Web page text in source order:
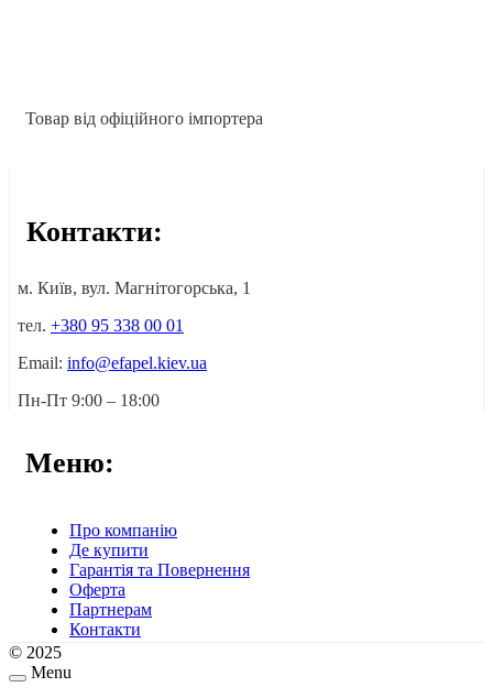
Товар від офіційного імпортера
Контакти:
м. Київ, вул. Магнітогорська, 1
тел. +380 95 338 00 01
Email: info@efapel.kiev.ua
Пн-Пт 9:00 – 18:00
Меню:
Про компанію
Де купити
Гарантія та Повернення
Оферта
Партнерам
Контакти
© 2025
Menu